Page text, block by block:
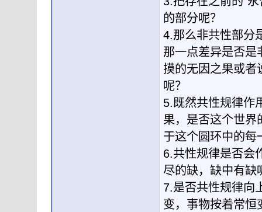
的部分呢？
4.那么非共性部分
那一点差异是否是
摸的无因之果或者
呢？
5.既然共性规律作
果，是否这个世界
于这个圆环中的每
6.共性规律是否会
尽的缺，缺中有缺
7.是否共性规律向
变，事物按着常恒